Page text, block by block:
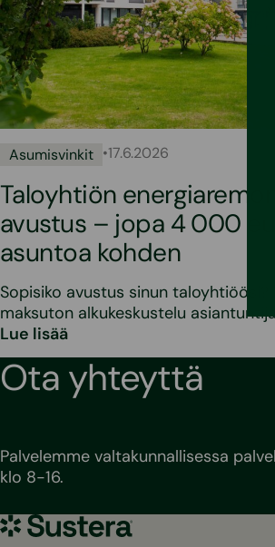
Asumisvinkit •17.6.2026
Taloyhtiön
avustus – jopa 4 000
asuntoa kohden
Sopisiko avustus sinun taloyhtiöösi?
maksuton alkukeskustelu
Lue lisää
Ota yhteyttä
Palvelemme valtakunnallisessa
klo 8-16.
Sustera